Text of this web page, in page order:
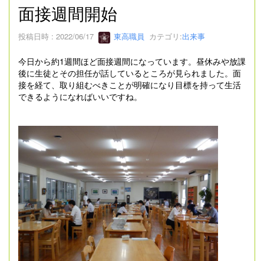
面接週間開始
投稿日時 : 2022/06/17 東高職員 カテゴリ:出来事
今日から約1週間ほど面接週間になっています。昼休みや放課
後に生徒とその担任が話しているところが見られました。面
接を経て、取り組むべきことが明確になり目標を持って生活
できるようになればいいですね。